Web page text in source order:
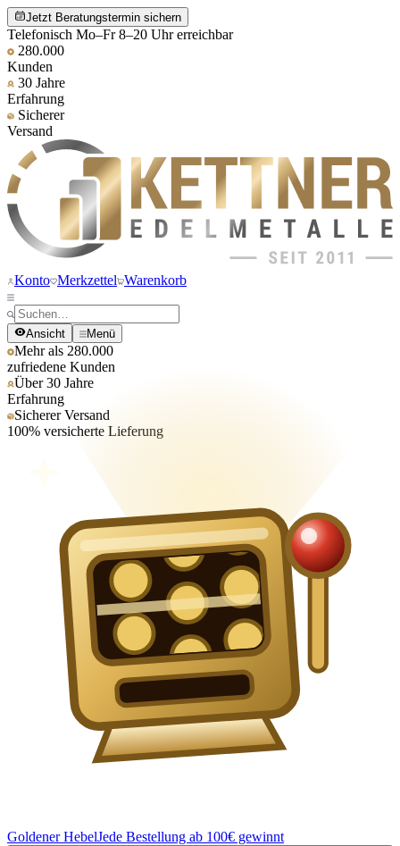
Jetzt Beratungstermin sichern
Telefonisch Mo–Fr 8–20 Uhr erreichbar
280.000
Kunden
30 Jahre
Erfahrung
Sicherer
Versand
Konto Merkzettel Warenkorb
Ansicht Menü
Mehr als 280.000
zufriedene Kunden
Über 30 Jahre
Erfahrung
Sicherer Versand
100% versicherte Lieferung
Goldener HebelJede Bestellung ab 100€ gewinnt